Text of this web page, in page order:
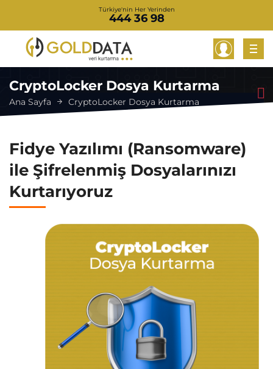
Türkiye'nin Her Yerinden
444 36 98
CryptoLocker Dosya Kurtarma
Ana Sayfa CryptoLocker Dosya Kurtarma
Fidye Yazılımı (Ransomware)
ile Şifrelenmiş Dosyalarınızı
Kurtarıyoruz